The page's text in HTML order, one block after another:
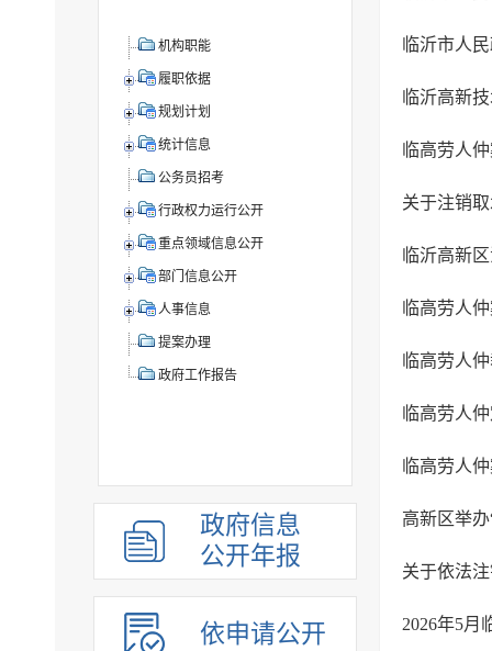
机构职能
履职依据
规划计划
统计信息
公务员招考
行政权力运行公开
重点领域信息公开
部门信息公开
人事信息
提案办理
政府工作报告
政府信息
公开年报
依申请公开
临高劳人
关于注销
临沂高新
临高劳人
高新区举
关于依法
2026年5月